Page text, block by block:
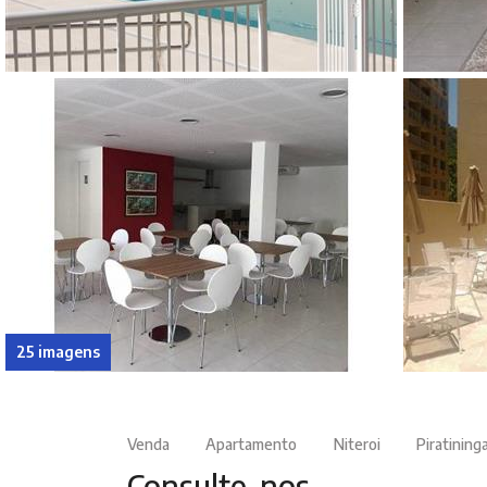
25 imagens
Venda Apartamento Niteroi